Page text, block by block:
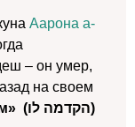
Аарона а-
– он умер,
на своем
«Шаар а-Гильгулим» (הקדמה לו)